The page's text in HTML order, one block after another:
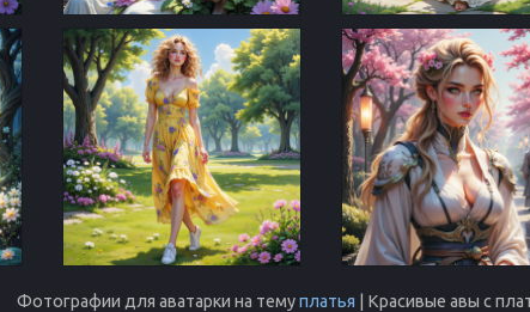
Фотографии для аватарки на темуплатья | Красивые авы с